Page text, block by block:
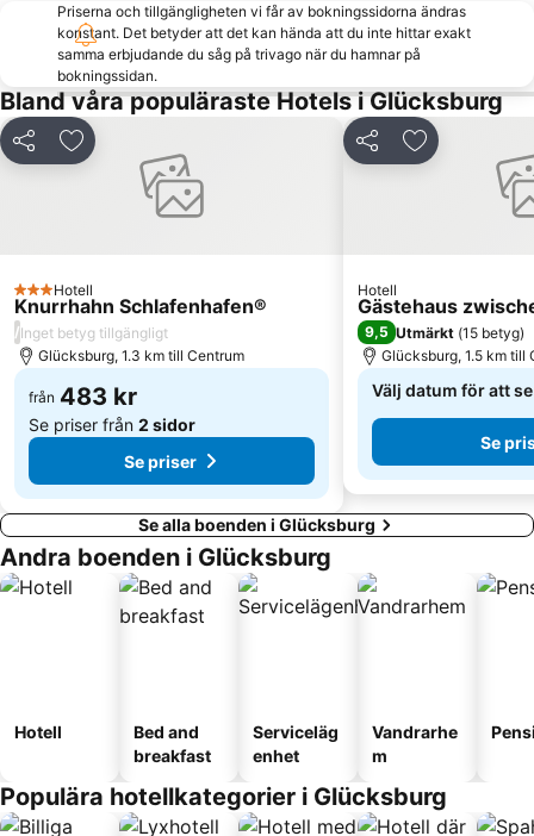
Priserna och tillgängligheten vi får av bokningssidorna ändras
konstant. Det betyder att det kan hända att du inte hittar exakt
samma erbjudande du såg på trivago när du hamnar på
bokningssidan.
Bland våra populäraste Hotels i Glücksburg
Dela Lägg till i Mina Favoriter
3 Stjärnor
Hotell
Knurrhahn Schlafenhafen®
/Inget betyg tillgängligt
Glücksburg, 1.3 km till Centrum
från 483 kr
Se priser från 2 sidor
Se priser
Dela Lägg till i
Hotell
Gästehaus
9,5 Utmärkt (15 betyg)
Glücksburg, 1.5 km till
Välj datum för att
Se
Se alla boenden i Glücksburg
Andra boenden i Glücksburg
Hotell
Bed and
breakfast
Serviceläg
enhet
Vandrarhe
m
Populära hotellkategorier i Glücksburg